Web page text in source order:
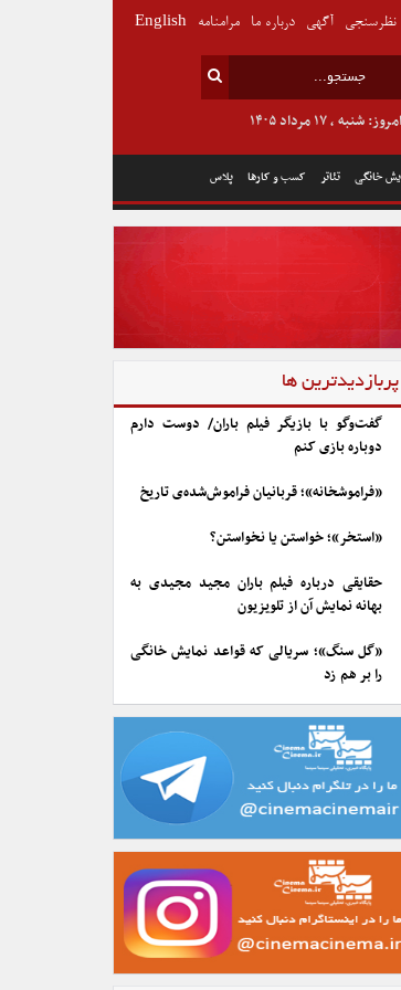
خانگی تئاتر کسب و کارها پلاس
امروز: شنبه , ۱۷ مرداد ۱۴۰۵
نظرسنجی آگهی درباره ما مرامنامه English
پربازدیدترین ها
گفت‌وگو با بازیگر فیلم باران/ دوست دارم
دوباره بازی کنم
«فراموشخانه»؛ قربانیان فراموش‌شده‌ی تاریخ
«استخر»؛ خواستن یا نخواستن؟
حقایقی درباره فیلم باران مجید مجیدی به
بهانه نمایش آن از تلویزیون
«گل سنگ»؛ سریالی که قواعد نمایش خانگی
را بر هم زد